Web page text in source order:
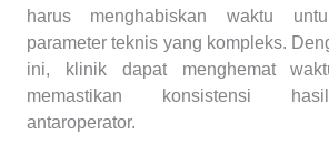
harus menghabiskan waktu
parameter teknis yang kompleks.
ini, klinik dapat menghemat
memastikan konsistensi
antaroperator.